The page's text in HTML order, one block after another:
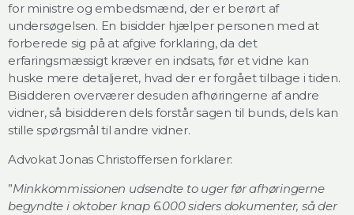
for ministre og embedsmænd, der er berørt af
undersøgelsen. En bisidder hjælper personen med at
forberede sig på at afgive forklaring, da det
erfaringsmæssigt kræver en indsats, før et vidne kan
huske mere detaljeret, hvad der er forgået tilbage i tiden.
Bisidderen overværer desuden afhøringerne af andre
vidner, så bisidderen dels forstår sagen til bunds, dels kan
stille spørgsmål til andre vidner.
Advokat Jonas Christoffersen forklarer:
”Minkkommissionen udsendte to uger før afhøringerne
begyndte i oktober knap 6.000 siders dokumenter, så der